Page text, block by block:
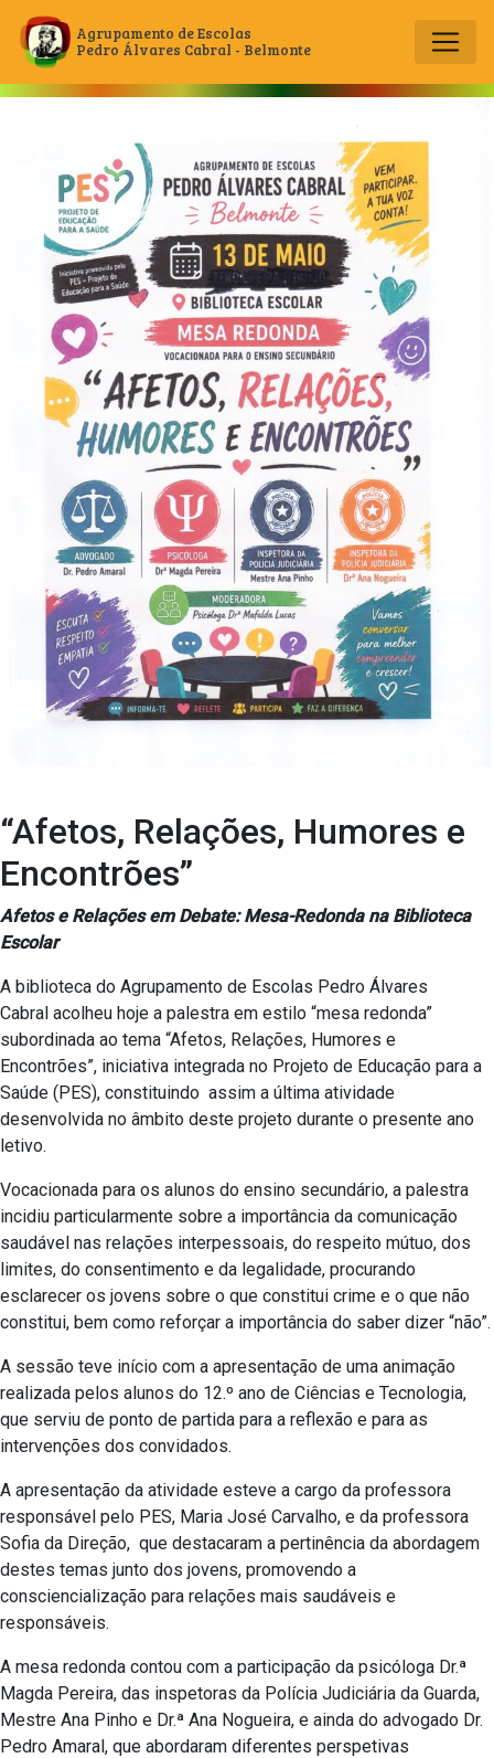
Main Navigation
Agrupamento de Escolas
Pedro Álvares Cabral - Belmonte
“Afetos, Relações, Humores e
Encontrões”
Afetos e Relações em Debate: Mesa-Redonda na Biblioteca
Escolar
A biblioteca do Agrupamento de Escolas Pedro Álvares
Cabral acolheu hoje a palestra em estilo “mesa redonda”
subordinada ao tema “Afetos, Relações, Humores e
Encontrões”, iniciativa integrada no Projeto de Educação para a
Saúde (PES), constituindo assim a última atividade
desenvolvida no âmbito deste projeto durante o presente ano
letivo.
Vocacionada para os alunos do ensino secundário, a palestra
incidiu particularmente sobre a importância da comunicação
saudável nas relações interpessoais, do respeito mútuo, dos
limites, do consentimento e da legalidade, procurando
esclarecer os jovens sobre o que constitui crime e o que não
constitui, bem como reforçar a importância do saber dizer “não”.
A sessão teve início com a apresentação de uma animação
realizada pelos alunos do 12.º ano de Ciências e Tecnologia,
que serviu de ponto de partida para a reflexão e para as
intervenções dos convidados.
A apresentação da atividade esteve a cargo da professora
responsável pelo PES, Maria José Carvalho, e da professora
Sofia da Direção, que destacaram a pertinência da abordagem
destes temas junto dos jovens, promovendo a
consciencialização para relações mais saudáveis e
responsáveis.
A mesa redonda contou com a participação da psicóloga Dr.ª
Magda Pereira, das inspetoras da Polícia Judiciária da Guarda,
Mestre Ana Pinho e Dr.ª Ana Nogueira, e ainda do advogado Dr.
Pedro Amaral, que abordaram diferentes perspetivas